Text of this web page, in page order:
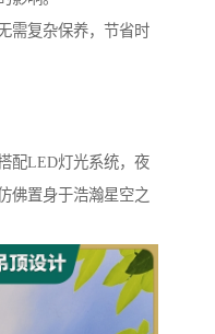
需复杂保养，节省时
配LED灯光系统，夜
佛置身于浩瀚星空之